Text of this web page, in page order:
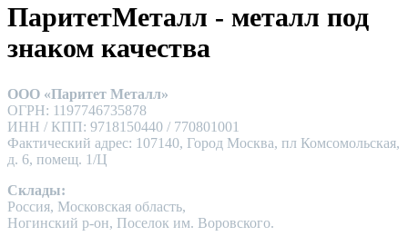
ПаритетМеталл - металл под
знаком качества
ООО «Паритет Металл»
ОГРН: 1197746735878
ИНН / КПП: 9718150440 / 770801001
Фактический адрес: 107140, Город Москва, пл Комсомольская,
д. 6, помещ. 1/Ц
Склады:
Россия, Московская область,
Ногинский р-он, Поселок им. Воровского.